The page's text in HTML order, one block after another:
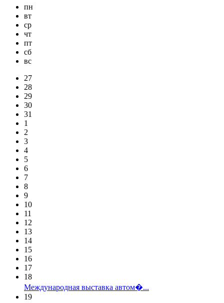
пн
вт
ср
чт
пт
сб
вс
27
28
29
30
31
1
2
3
4
5
6
7
8
9
10
11
12
13
14
15
16
17
18
Международная выставка автом�...
19